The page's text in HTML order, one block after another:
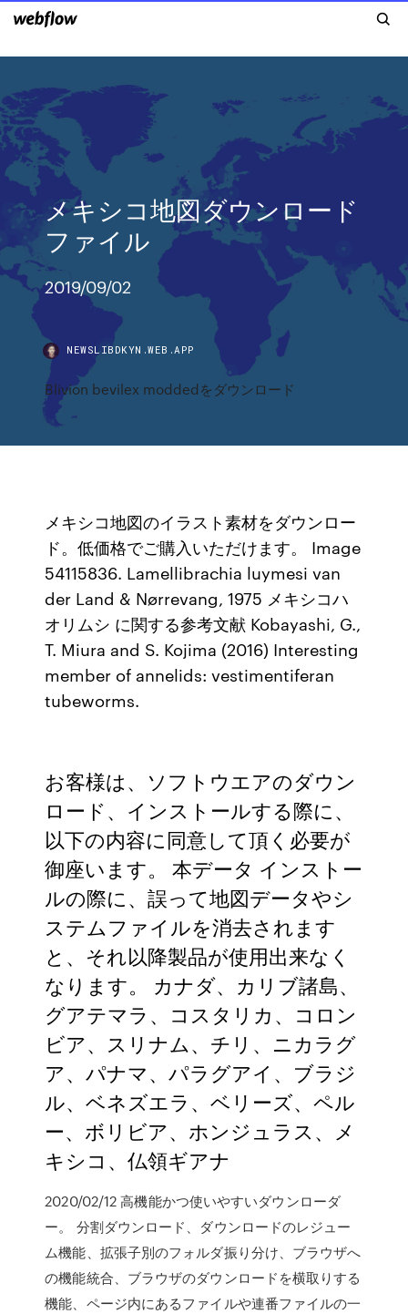
メキシコ地図ダウンロード
ファイル
2019/09/02
NEWSLIBDKYN.WEB.APP
Blivion bevilex moddedをダウンロード
メキシコ地図のイラスト素材をダウンロー
ド。低価格でご購入いただけます。 Image
54115836. Lamellibrachia luymesi van
der Land & Nørrevang, 1975 メキシコハ
オリムシ に関する参考文献 Kobayashi, G.,
T. Miura and S. Kojima (2016) Interesting
member of annelids: vestimentiferan
tubeworms.
お客様は、ソフトウエアのダウン
ロード、インストールする際に、
以下の内容に同意して頂く必要が
御座います。 本データ インストー
ルの際に、誤って地図データやシ
ステムファイルを消去されます
と、それ以降製品が使用出来なく
なります。 カナダ、カリブ諸島、
グアテマラ、コスタリカ、コロン
ビア、スリナム、チリ、ニカラグ
ア、パナマ、パラグアイ、ブラジ
ル、ベネズエラ、ベリーズ、ペル
ー、ボリビア、ホンジュラス、メ
キシコ、仏領ギアナ
2020/02/12 高機能かつ使いやすいダウンローダ
ー。 分割ダウンロード、ダウンロードのレジュー
ム機能、拡張子別のフォルダ振り分け、ブラウザへ
の機能統合、ブラウザのダウンロードを横取りする
機能、ページ内にあるファイルや連番ファイルの一